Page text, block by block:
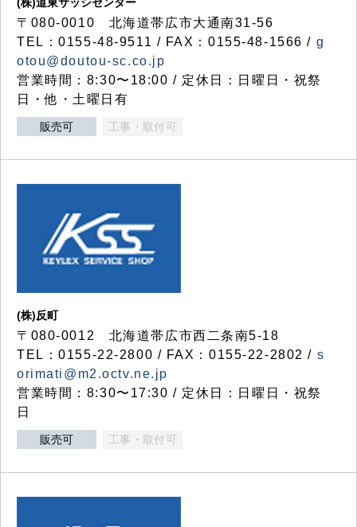
〒080-0010 北海道帯広市大通南31-56
TEL：0155-48-9511 / FAX：0155-48-1566 / g
otou@doutou-sc.co.jp
営業時間：8:30〜18:00 / 定休日：日曜日・祝祭
日・他・土曜日有
販売可 工事・取付可
(株)反町
〒080-0012 北海道帯広市西二条南5-18
TEL：0155-22-2800 / FAX：0155-22-2802 / s
orimati@m2.octv.ne.jp
営業時間：8:30〜17:30 / 定休日：日曜日・祝祭
日
販売可 工事・取付可